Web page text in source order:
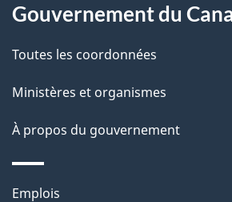
i
l
s
d
e
propos
de
ce
site
Gouvernement du
Toutes les coordonnées
Ministères et organismes
À propos du gouvernement
Thèmes
Emplois